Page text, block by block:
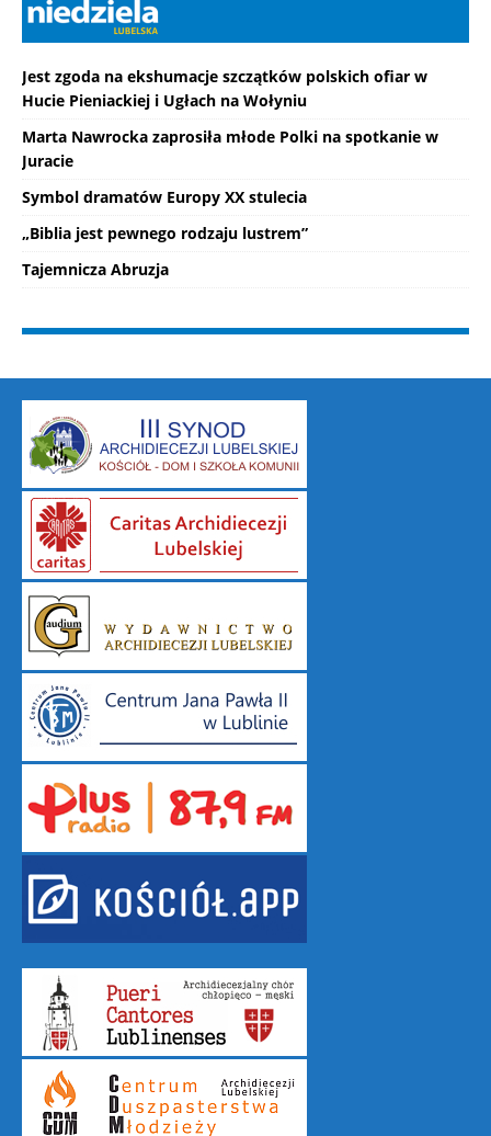
Jest zgoda na ekshumacje szczątków polskich ofiar w
Hucie Pieniackiej i Ugłach na Wołyniu
Marta Nawrocka zaprosiła młode Polki na spotkanie w
Juracie
Symbol dramatów Europy XX stulecia
„Biblia jest pewnego rodzaju lustrem”
Tajemnicza Abruzja